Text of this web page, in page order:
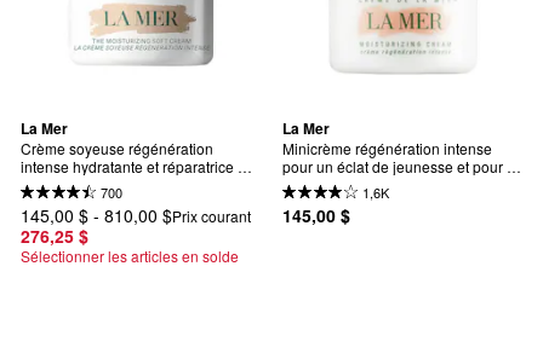
La Mer
Crème soyeuse régénération
intense hydratante et réparatrice
pour la barrière cutanée
700
145,00 $ - 810,00 $Prix courant
276,25 $
Sélectionner les articles en solde
La Mer
Minicrème régénération intense
pour un éclat de jeunesse et pour la
réparation de la barrière cutanée
1,6K
145,00 $